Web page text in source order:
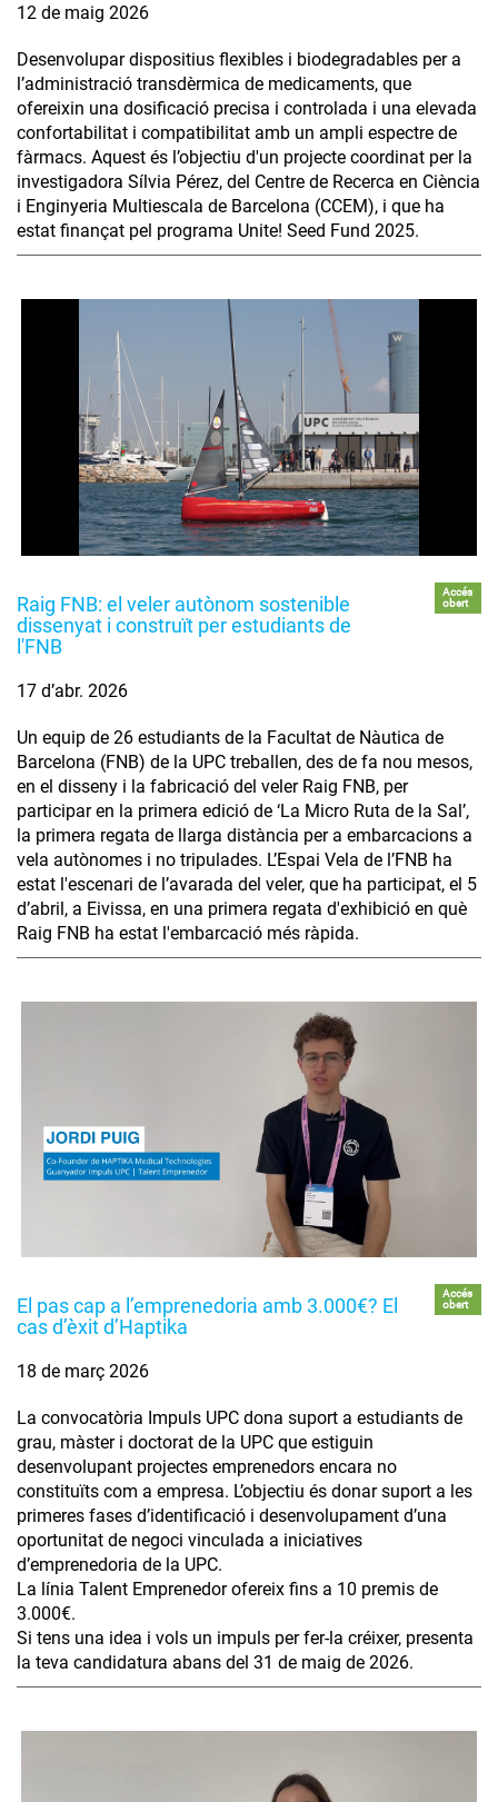
12 de maig 2026
Desenvolupar dispositius flexibles i biodegradables per a
l’administració transdèrmica de medicaments, que
ofereixin una dosificació precisa i controlada i una elevada
confortabilitat i compatibilitat amb un ampli espectre de
fàrmacs. Aquest és l’objectiu d'un projecte coordinat per la
investigadora Sílvia Pérez, del Centre de Recerca en Ciència
i Enginyeria Multiescala de Barcelona (CCEM), i que ha
estat finançat pel programa Unite! Seed Fund 2025.
Raig FNB: el veler autònom sostenible
dissenyat i construït per estudiants de
l'FNB
Accés
obert
17 d’abr. 2026
Un equip de 26 estudiants de la Facultat de Nàutica de
Barcelona (FNB) de la UPC treballen, des de fa nou mesos,
en el disseny i la fabricació del veler Raig FNB, per
participar en la primera edició de ‘La Micro Ruta de la Sal’,
la primera regata de llarga distància per a embarcacions a
vela autònomes i no tripulades. L’Espai Vela de l’FNB ha
estat l'escenari de l’avarada del veler, que ha participat, el 5
d’abril, a Eivissa, en una primera regata d'exhibició en què
Raig FNB ha estat l'embarcació més ràpida.
El pas cap a l’emprenedoria amb 3.000€? El
cas d’èxit d’Haptika
Accés
obert
18 de març 2026
La convocatòria Impuls UPC dona suport a estudiants de
grau, màster i doctorat de la UPC que estiguin
desenvolupant projectes emprenedors encara no
constituïts com a empresa. L’objectiu és donar suport a les
primeres fases d’identificació i desenvolupament d’una
oportunitat de negoci vinculada a iniciatives
d’emprenedoria de la UPC.
La línia Talent Emprenedor ofereix fins a 10 premis de
3.000€.
Si tens una idea i vols un impuls per fer-la créixer, presenta
la teva candidatura abans del 31 de maig de 2026.